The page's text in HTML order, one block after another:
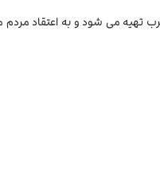
تهیه می شود و به اعتقاد